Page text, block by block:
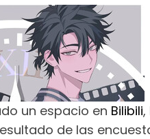
un espacio en Bilibili
de las